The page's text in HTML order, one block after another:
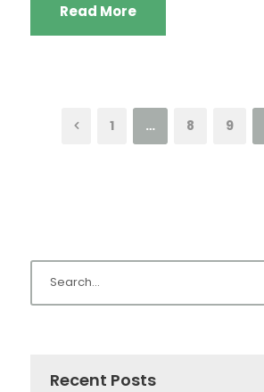
Read More
1 … 8 9
Recent Posts